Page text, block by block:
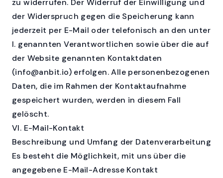
zu widerrufen. Der Widerruf der Einwilligung und
der Widerspruch gegen die Speicherung kann
jederzeit per E-Mail oder telefonisch an den unter
I. genannten Verantwortlichen sowie über die auf
der Website genannten Kontaktdaten
(info@anbit.io) erfolgen. Alle personenbezogenen
Daten, die im Rahmen der Kontaktaufnahme
gespeichert wurden, werden in diesem Fall
gelöscht.
VI. E-Mail-Kontakt
Beschreibung und Umfang der Datenverarbeitung
Es besteht die Möglichkeit, mit uns über die
angegebene E-Mail-Adresse Kontakt